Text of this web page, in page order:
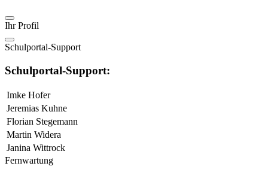
Ihr Profil
Schulportal-Support
Schulportal-Support:
Imke Hofer
Jeremias Kuhne
Florian Stegemann
Martin Widera
Janina Wittrock
Fernwartung